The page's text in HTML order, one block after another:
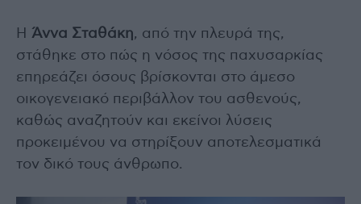
Η Άννα Σταθάκη, από την πλευρά της,
στάθηκε στο πώς η νόσος της παχυσαρκίας
επηρεάζει όσους βρίσκονται στο άμεσο
οικογενειακό περιβάλλον του ασθενούς,
καθώς αναζητούν και εκείνοι λύσεις
προκειμένου να στηρίξουν αποτελεσματικά
τον δικό τους άνθρωπο.